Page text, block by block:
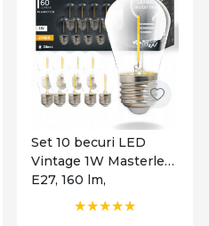
Set 10 becuri LED
Vintage 1W Masterled,
E27, 160 lm,
transparente, lumina